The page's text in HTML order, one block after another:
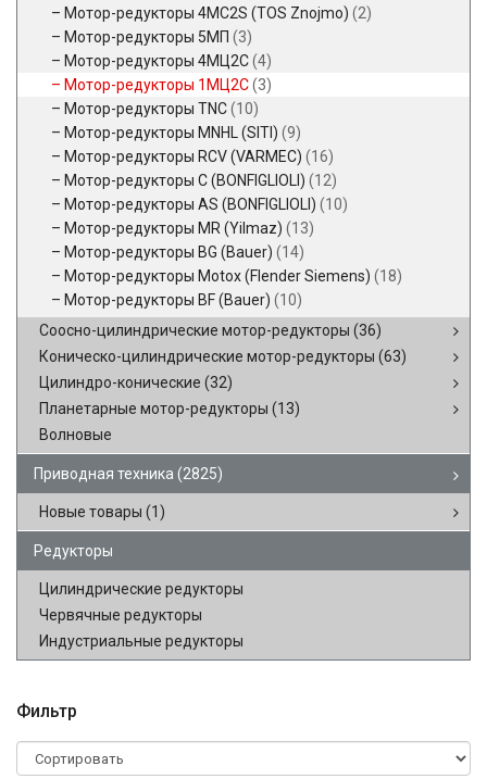
Мотор-редукторы 4MC2S (TOS Znojmo) (2)
Мотор-редукторы 5МП (3)
Мотор-редукторы 4МЦ2С(4)
Мотор-редукторы 1МЦ2С(3)
Мотор-редукторы TNC(10)
Мотор-редукторы MNHL (SITI) (9)
Мотор-редукторы RCV (VARMEC) (16)
Мотор-редукторы C (BONFIGLIOLI) (12)
Мотор-редукторы AS (BONFIGLIOLI) (10)
Мотор-редукторы MR (Yilmaz) (13)
Мотор-редукторы BG (Bauer) (14)
Мотор-редукторы Motox (Flender Siemens) (18)
Мотор-редукторы BF (Bauer) (10)
Соосно-цилиндрические мотор-редукторы (36)
Коническо-цилиндрические мотор-редукторы (63)
Цилиндро-конические (32)
Планетарные мотор-редукторы (13)
Волновые
Приводная техника (2825)
Новые товары (1)
Редукторы
Цилиндрические редукторы
Червячные редукторы
Индустриальные редукторы
Фильтр